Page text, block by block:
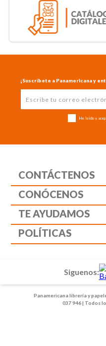
¡Suscríbete a Panamericana y
He leído y
CONTÁCTENOS
CONÓCENOS
TE AYUDAMOS
POLÍTICAS
Panamericana librería y
037 946 | Todos
Siguenos: